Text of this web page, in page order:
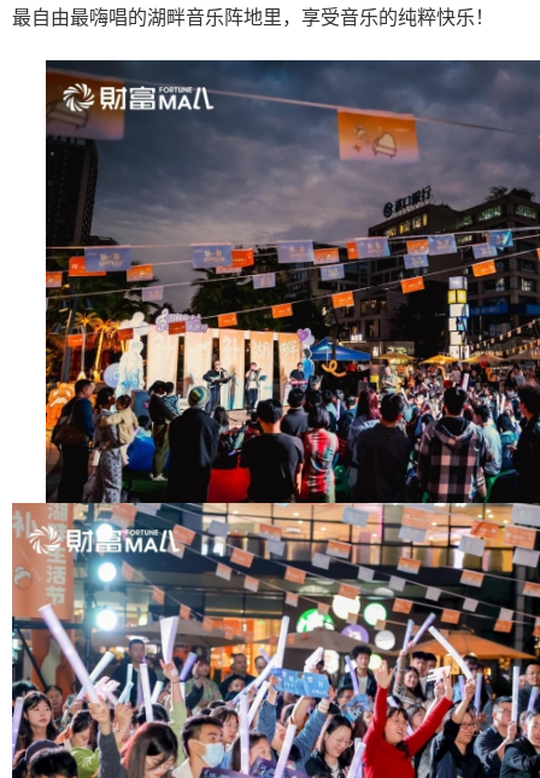
最自由最嗨唱的湖畔音乐阵地里，享受音乐的纯粹快乐！